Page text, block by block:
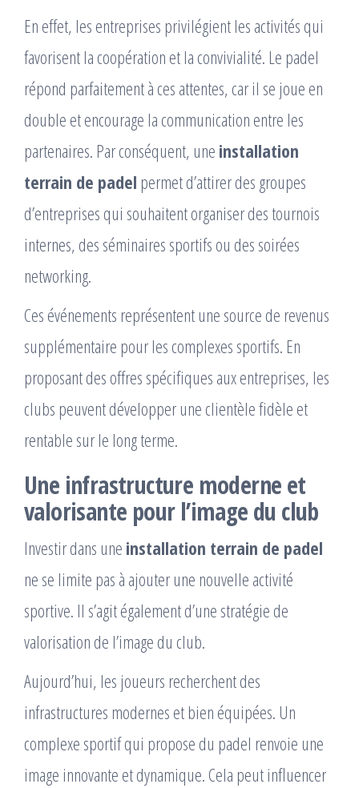
En effet, les entreprises privilégient les activités qui
favorisent la coopération et la convivialité. Le padel
répond parfaitement à ces attentes, car il se joue en
double et encourage la communication entre les
partenaires. Par conséquent, une installation
terrain de padel permet d’attirer des groupes
d’entreprises qui souhaitent organiser des tournois
internes, des séminaires sportifs ou des soirées
networking.
Ces événements représentent une source de revenus
supplémentaire pour les complexes sportifs. En
proposant des offres spécifiques aux entreprises, les
clubs peuvent développer une clientèle fidèle et
rentable sur le long terme.
Une infrastructure moderne et
valorisante pour l’image du club
Investir dans une installation terrain de padel
ne se limite pas à ajouter une nouvelle activité
sportive. Il s’agit également d’une stratégie de
valorisation de l’image du club.
Aujourd’hui, les joueurs recherchent des
infrastructures modernes et bien équipées. Un
complexe sportif qui propose du padel renvoie une
image innovante et dynamique. Cela peut influencer